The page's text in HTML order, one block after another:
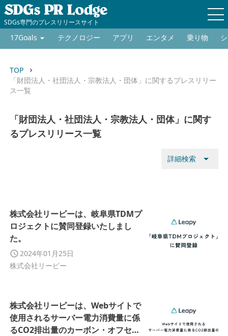
SDGs専門のプレスリリースサイト
17Goals テクノロジー アプリ エンタメ 乗り物
TOP keyboard_arrow_right
「財団法人・社団法人・宗教法人・団体」に関するプレスリリー
ス一覧
「財団法人・社団法人・宗教法人・団体」に関す
るプレスリリース一覧
詳細検索 arrow_drop_down
株式会社リーピーは、岐阜県TDMプ
ロジェクトに賛同登録いたしまし
た。
2024年01月25日
株式会社リーピー
株式会社リーピーは、Webサイトで
使用されるサーバー電力消費量に係
るCO2排出量のカーボン・オフセッ